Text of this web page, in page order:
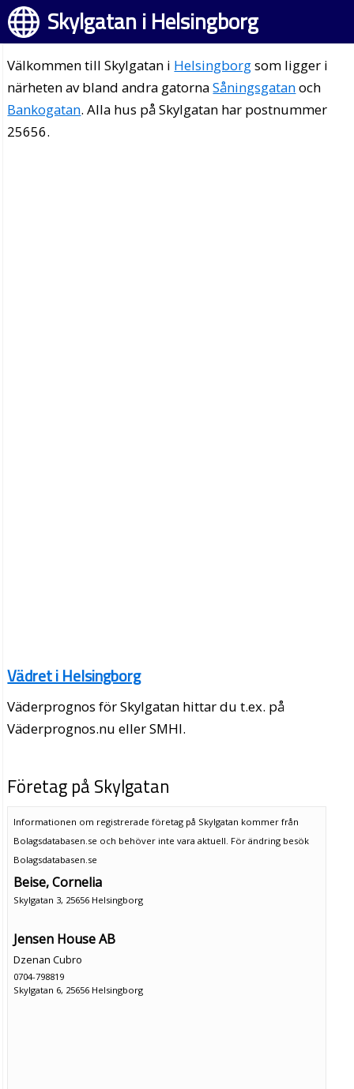
Skylgatan i Helsingborg
Välkommen till Skylgatan i Helsingborgsom ligger i
närheten av bland andra gatornaSåningsgatanoch
Bankogatan. Alla hus på Skylgatan har postnummer
25656.
Vädret i Helsingborg
Väderprognos för Skylgatan hittar du t.ex. på
Väderprognos.nu eller SMHI.
Företag på Skylgatan
Informationen om registrerade företag på Skylgatan kommer från
Bolagsdatabasen.se och behöver inte vara aktuell. För ändring besök
Bolagsdatabasen.se
Beise, Cornelia
Skylgatan 3, 25656 Helsingborg
Jensen House AB
Dzenan Cubro
0704-798819
Skylgatan 6, 25656 Helsingborg